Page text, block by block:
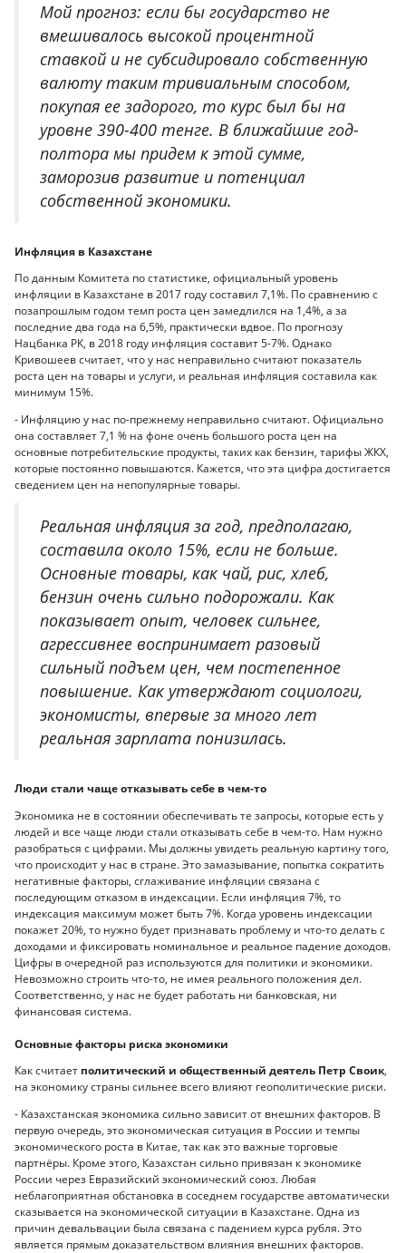
Мой прогноз: если бы государство не
вмешивалось высокой процентной
ставкой и не субсидировало собственную
валюту таким тривиальным способом,
покупая ее задорого, то курс был бы на
уровне 390-400 тенге. В ближайшие год-
полтора мы придем к этой сумме,
заморозив развитие и потенциал
собственной экономики.
Инфляция в Казахстане
По данным Комитета по статистике, официальный уровень
инфляции в Казахстане в 2017 году составил 7,1%. По сравнению с
позапрошлым годом темп роста цен замедлился на 1,4%, а за
последние два года на 6,5%, практически вдвое. По прогнозу
Нацбанка РК, в 2018 году инфляция составит 5-7%. Однако
Кривошеев считает, что у нас неправильно считают показатель
роста цен на товары и услуги, и реальная инфляция составила как
минимум 15%.
- Инфляцию у нас по-прежнему неправильно считают. Официально
она составляет 7,1 % на фоне очень большого роста цен на
основные потребительские продукты, таких как бензин, тарифы ЖКХ,
которые постоянно повышаются. Кажется, что эта цифра достигается
сведением цен на непопулярные товары.
Реальная инфляция за год, предполагаю,
составила около 15%, если не больше.
Основные товары, как чай, рис, хлеб,
бензин очень сильно подорожали. Как
показывает опыт, человек сильнее,
агрессивнее воспринимает разовый
сильный подъем цен, чем постепенное
повышение. Как утверждают социологи,
экономисты, впервые за много лет
реальная зарплата понизилась.
Люди стали чаще отказывать себе в чем-то
Экономика не в состоянии обеспечивать те запросы, которые есть у
людей и все чаще люди стали отказывать себе в чем-то. Нам нужно
разобраться с цифрами. Мы должны увидеть реальную картину того,
что происходит у нас в стране. Это замазывание, попытка сократить
негативные факторы, сглаживание инфляции связана с
последующим отказом в индексации. Если инфляция 7%, то
индексация максимум может быть 7%. Когда уровень индексации
покажет 20%, то нужно будет признавать проблему и что-то делать с
доходами и фиксировать номинальное и реальное падение доходов.
Цифры в очередной раз используются для политики и экономики.
Невозможно строить что-то, не имея реального положения дел.
Соответственно, у нас не будет работать ни банковская, ни
финансовая система.
Основные факторы риска экономики
Как считает политический и общественный деятель Петр Своик,
на экономику страны сильнее всего влияют геополитические риски.
- Казахстанская экономика сильно зависит от внешних факторов. В
первую очередь, это экономическая ситуация в России и темпы
экономического роста в Китае, так как это важные торговые
партнёры. Кроме этого, Казахстан сильно привязан к экономике
России через Евразийский экономический союз. Любая
неблагоприятная обстановка в соседнем государстве автоматически
сказывается на экономической ситуации в Казахстане. Одна из
причин девальвации была связана с падением курса рубля. Это
является прямым доказательством влияния внешних факторов.